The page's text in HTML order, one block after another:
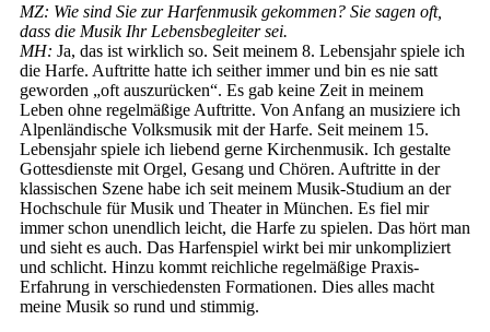
MZ: Wie sind Sie zur Harfenmusik gekommen? Sie sagen oft,
dass die Musik Ihr Lebensbegleiter sei.
MH: Ja, das ist wirklich so. Seit meinem 8. Lebensjahr spiele ich
die Harfe. Auftritte hatte ich seither immer und bin es nie satt
geworden „oft auszurücken“. Es gab keine Zeit in meinem
Leben ohne regelmäßige Auftritte. Von Anfang an musiziere ich
Alpenländische Volksmusik mit der Harfe. Seit meinem 15.
Lebensjahr spiele ich liebend gerne Kirchenmusik. Ich gestalte
Gottesdienste mit Orgel, Gesang und Chören. Auftritte in der
klassischen Szene habe ich seit meinem Musik-Studium an der
Hochschule für Musik und Theater in München. Es fiel mir
immer schon unendlich leicht, die Harfe zu spielen. Das hört man
und sieht es auch. Das Harfenspiel wirkt bei mir unkompliziert
und schlicht. Hinzu kommt reichliche regelmäßige Praxis-
Erfahrung in verschiedensten Formationen. Dies alles macht
meine Musik so rund und stimmig.